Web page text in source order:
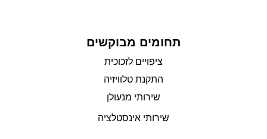
תחומים מבוקשים
ציפויים לזכוכית
התקנת טלוויזיה
שירותי מנעולן
שירותי אינסטלציה